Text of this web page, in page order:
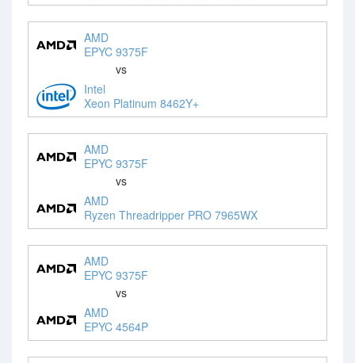
AMD
EPYC 9375F
vs
Intel
Xeon Platinum 8462Y+
AMD
EPYC 9375F
vs
AMD
Ryzen Threadripper PRO 7965WX
AMD
EPYC 9375F
vs
AMD
EPYC 4564P